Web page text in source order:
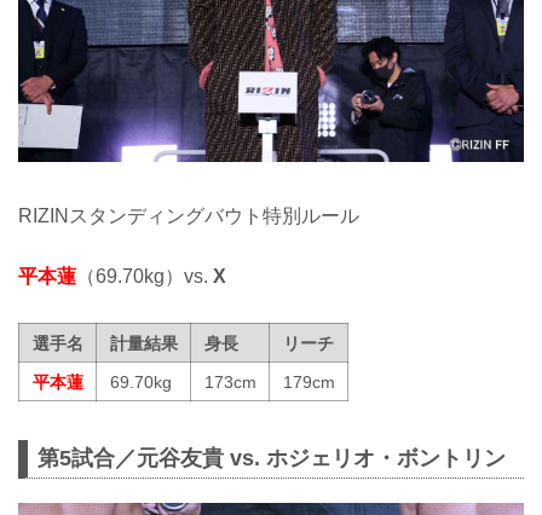
RIZINスタンディングバウト特別ルール
平本蓮 （69.70kg）vs. X
選手名 計量結果 身長
リーチ
平本蓮
69.70kg 173cm 179cm
第5試合／元谷友貴 vs. ホジェリオ・ボントリン